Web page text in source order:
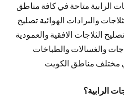
الرابية متاحة في كافة مناطق
والبرادات الهوائية تصليح
الثلاجات الافقية والعمودية
والغسالات والطباخات
مختلف مناطق الكويت
الرابية؟